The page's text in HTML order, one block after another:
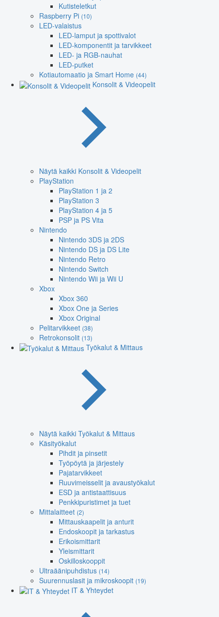
Kutisteletkut
Raspberry Pi (10)
LED-valaistus
LED-lamput ja spottivalot
LED-komponentit ja tarvikkeet
LED- ja RGB-nauhat
LED-putket
Kotiautomaatio ja Smart Home (44)
Konsolit & Videopelit
Näytä kaikki Konsolit & Videopelit
PlayStation
PlayStation 1 ja 2
PlayStation 3
PlayStation 4 ja 5
PSP ja PS Vita
Nintendo
Nintendo 3DS ja 2DS
Nintendo DS ja DS Lite
Nintendo Retro
Nintendo Switch
Nintendo Wii ja Wii U
Xbox
Xbox 360
Xbox One ja Series
Xbox Original
Pelitarvikkeet (38)
Retrokonsolit (13)
Työkalut & Mittaus
Näytä kaikki Työkalut & Mittaus
Käsityökalut
Pihdit ja pinsetit
Työpöytä ja järjestely
Pajatarvikkeet
Ruuvimeisselit ja avaustyökalut
ESD ja antistaattisuus
Penkkipuristimet ja tuet
Mittalaitteet (2)
Mittauskaapelit ja anturit
Endoskoopit ja tarkastus
Erikoismittarit
Yleismittarit
Oskilloskooppit
Ultraäänipuhdistus (14)
Suurennuslasit ja mikroskoopit (19)
IT & Yhteydet